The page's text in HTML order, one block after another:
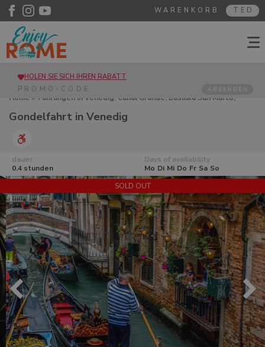
TED
WARENKORB
HOLEN SIE SICH IHREN RABATT
ABSENDEN
Home > Führungen in Venedig. Canal Grande, Basilika San Marco,
Gondelfahrt in Venedig
Days of availability
Mo Di Mi Do Fr Sa So
dauer
0.4 stunden
SOLD OUT